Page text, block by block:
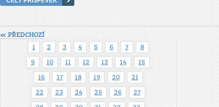
« PŘEDCHOZÍ
1
2 3 4 5 6 7 8
9 10 11 12 13 14 15
16 17 18 19 20 21
22 23 24 25 26 27